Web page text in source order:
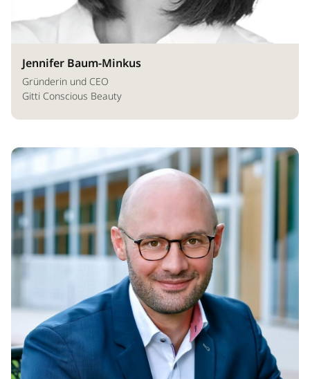
Jennifer Baum-Minkus
Gründerin und CEO
Gitti Conscious Beauty